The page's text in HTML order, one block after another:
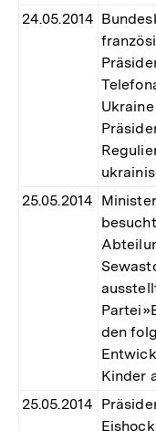
24.05.2014
25.05.2014
den
Kinder
25.05.2014